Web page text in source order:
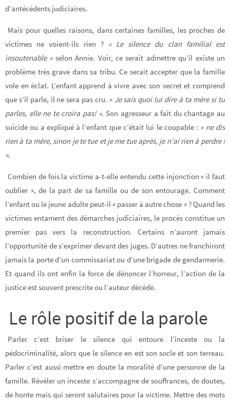
d’antécédents judiciaires.
Mais pour quelles raisons, dans certaines familles, les proches de
victimes ne voient-ils rien ? « Le silence du clan familial est
insoutenable » selon Annie. Voir, ce serait admettre qu’il existe un
problème très grave dans sa tribu. Ce serait accepter que la famille
vole en éclat. L’enfant apprend à vivre avec son secret et comprend
que s’il parle, il ne sera pas cru. « Je sais quoi lui dire à ta mère si tu
parles, elle ne te croira pas! ».Son agresseur a fait du chantage au
suicide ou a expliqué à l’enfant que c’était lui le coupable : « ne dis
rien à ta mère, sinon je te tue et je me tue après, je n’ai rien à perdre !
».
Combien de fois la victime a-t-elle entendu cette injonction « il faut
oublier », de la part de sa famille ou de son entourage. Comment
l’enfant ou le jeune adulte peut-il « passer à autre chose » ? Quand les
victimes entament des démarches judiciaires, le procès constitue un
premier pas vers la reconstruction. Certains n’auront jamais
l’opportunité de s’exprimer devant des juges. D’autres ne franchiront
jamais la porte d’un commissariat ou d’une brigade de gendarmerie.
Et quand ils ont enfin la force de dénoncer l’horreur, l’action de la
justice est souvent prescrite ou l’auteur décédé.
Le rôle positif de la parole
Parler c’est briser le silence qui entoure l’inceste ou la
pédocriminalité, alors que le silence en est son socle et son terreau.
Parler c’est aussi mettre en doute la moralité d’une personne de la
famille. Révéler un inceste s’accompagne de souffrances, de doutes,
de honte mais qui seront salutaires pour la victime. Mettre des mots